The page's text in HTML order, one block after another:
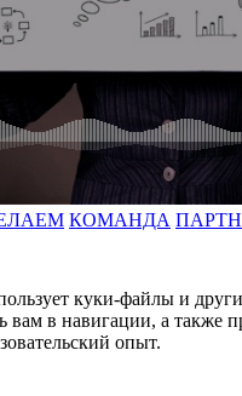
КОМАНДА
куки-файлы и
вам в навигации, а также
опыт.